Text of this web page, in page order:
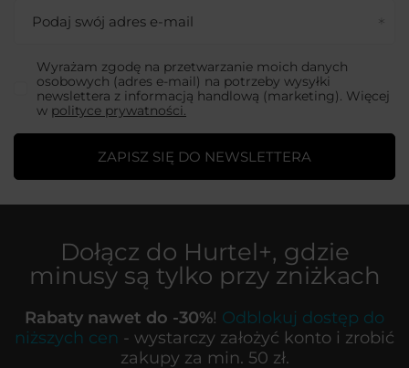
Podaj swój adres e-mail
Wyrażam zgodę na przetwarzanie moich danych
osobowych (adres e-mail) na potrzeby wysyłki
newslettera z informacją handlową (marketing). Więcej
w polityce prywatności.
ZAPISZ SIĘ DO NEWSLETTERA
Dołącz do Hurtel+, gdzie
minusy są tylko przy zniżkach
Rabaty nawet do -30%! Odblokuj dostęp do
niższych cen - wystarczy założyć konto i zrobić
zakupy za min. 50 zł.